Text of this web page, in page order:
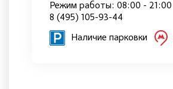
Режим работы: 08:00 - 21:00
8 (495) 105-93-44
Наличие парковки